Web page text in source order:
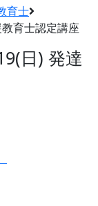
育士
育士認定講座
日) 発達